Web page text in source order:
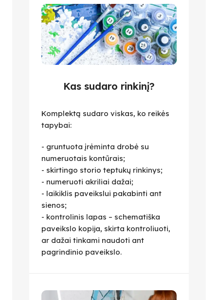
Kas sudaro rinkinį?
Komplektą sudaro viskas, ko reikės
tapybai:
- gruntuota įrėminta drobė su
numeruotais kontūrais;
- skirtingo storio teptukų rinkinys;
- numeruoti akriliai dažai;
- laikiklis paveikslui pakabinti ant
sienos;
- kontrolinis lapas – schematiška
paveikslo kopija, skirta kontroliuoti,
ar dažai tinkami naudoti ant
pagrindinio paveikslo.